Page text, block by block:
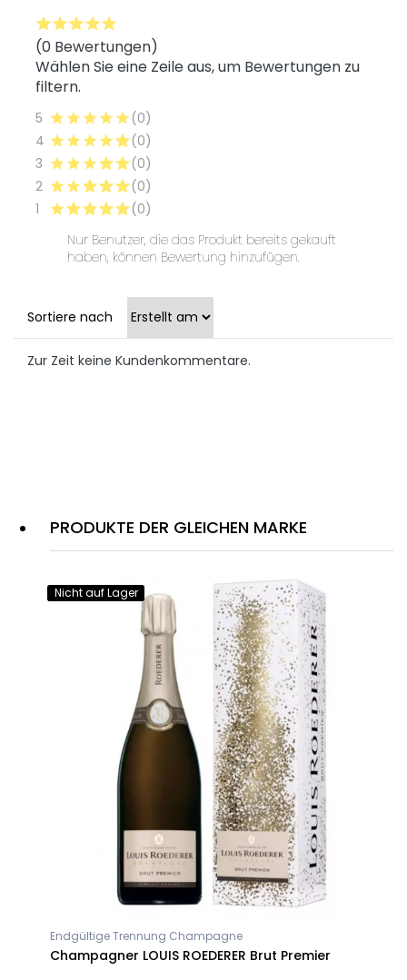
PRODUKTE DER GLEICHEN MARKE
Nicht auf Lager
Endgültige Trennung Champagne
Champagner LOUIS ROEDERER Brut Premier
(0 Bewertungen)
Wählen Sie eine Zeile aus, um Bewertungen zu
filtern.
5
(0)
4
(0)
3
(0)
2
(0)
1
(0)
Nur Benutzer, die das Produkt bereits gekauft
haben, können Bewertung hinzufügen.
Sortiere nach
Zur Zeit keine Kundenkommentare.